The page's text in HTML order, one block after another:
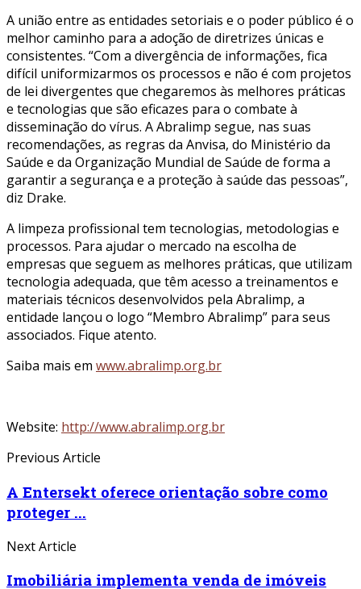
A união entre as entidades setoriais e o poder público é o
melhor caminho para a adoção de diretrizes únicas e
consistentes. “Com a divergência de informações, fica
difícil uniformizarmos os processos e não é com projetos
de lei divergentes que chegaremos às melhores práticas
e tecnologias que são eficazes para o combate à
disseminação do vírus. A Abralimp segue, nas suas
recomendações, as regras da Anvisa, do Ministério da
Saúde e da Organização Mundial de Saúde de forma a
garantir a segurança e a proteção à saúde das pessoas”,
diz Drake.
A limpeza profissional tem tecnologias, metodologias e
processos. Para ajudar o mercado na escolha de
empresas que seguem as melhores práticas, que utilizam
tecnologia adequada, que têm acesso a treinamentos e
materiais técnicos desenvolvidos pela Abralimp, a
entidade lançou o logo “Membro Abralimp” para seus
associados. Fique atento.
Saiba mais em www.abralimp.org.br
Website: http://www.abralimp.org.br
Previous Article
A Entersekt oferece orientação sobre como
proteger ...
Next Article
Imobiliária implementa venda de imóveis